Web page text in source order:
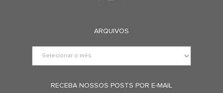
ARQUIVOS
RECEBA NOSSOS POSTS POR E-MAIL